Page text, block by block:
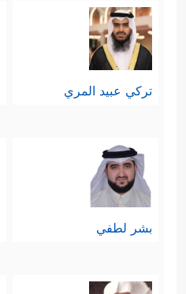
تركي عبيد المري
بشر لطفي